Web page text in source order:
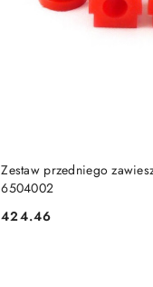
Zestaw przedniego
6504002
Cena:
424.46
DO